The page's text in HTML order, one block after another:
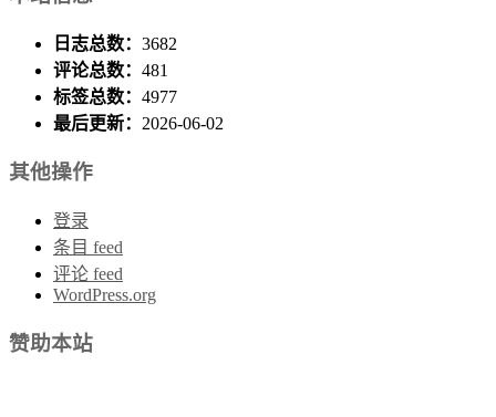
日志总数： 3682
评论总数： 481
标签总数： 4977
最后更新： 2026-06-02
其他操作
登录
条目 feed
评论 feed
WordPress.org
赞助本站